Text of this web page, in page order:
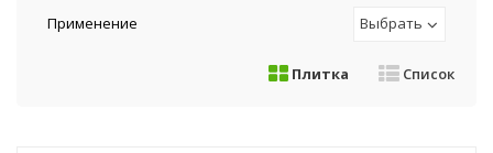
Применение Выбрать
Плитка Список